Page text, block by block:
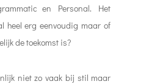
en Personal. Het
heel erg eenvoudig maar of
de toekomst is?
niet zo vaak bij stil maar